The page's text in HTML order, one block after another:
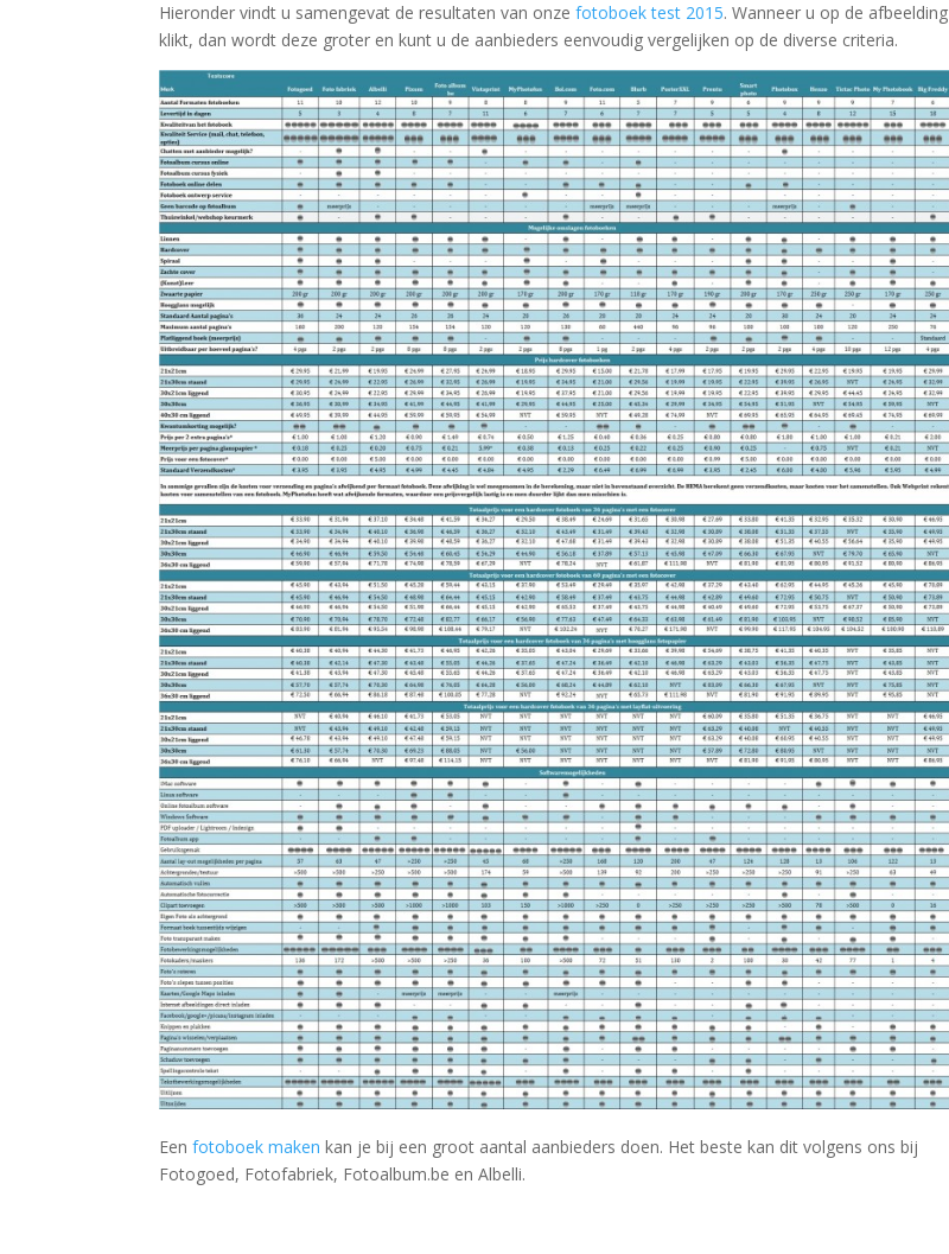
Hieronder vindt u samengevat de resultaten van onzefotoboek test 2015. Wanneer u op de afbeelding
klikt, dan wordt deze groter en kunt u de aanbieders eenvoudig vergelijken op de diverse criteria.
Eenfotoboek maken kan je bij een groot aantal aanbieders doen. Het beste kan dit volgens ons bij
Fotogoed, Fotofabriek, Fotoalbum.be en Albelli.